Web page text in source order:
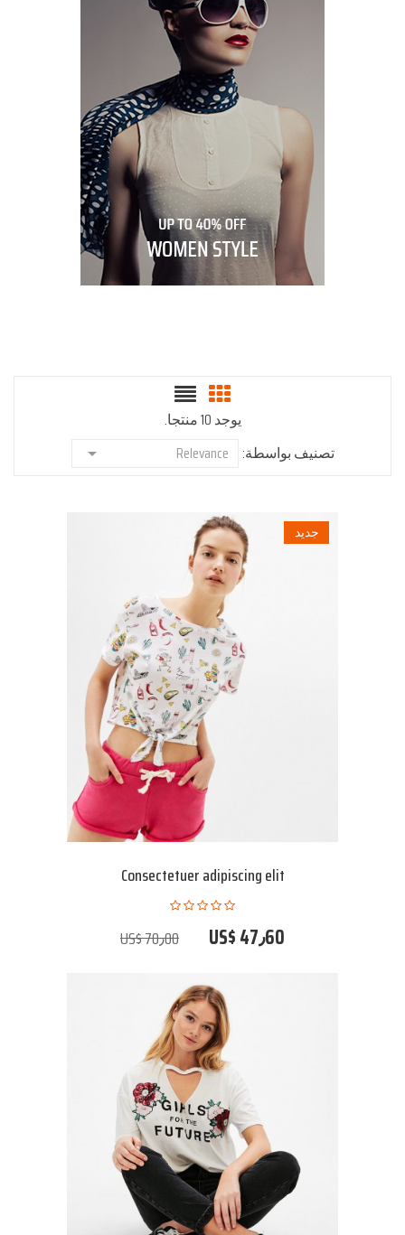
يوجد 10 منتجا.
تصنيف بواسطة:
Relevance

جديد
Consectetuer adipiscing elit
US$ 47٫60 US$ 70٫00